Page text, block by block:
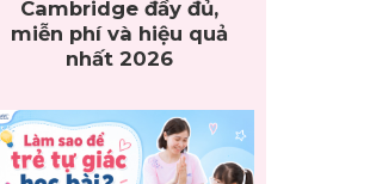
Cambridge đầy đủ,
miễn phí và hiệu quả
nhất 2026